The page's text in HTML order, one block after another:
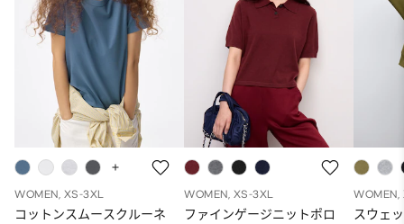
WOMEN, XS-3XL
コットンスムースクルーネ
WOMEN, XS-3XL
ファインゲージニットポロ
WOMEN,
スウェ